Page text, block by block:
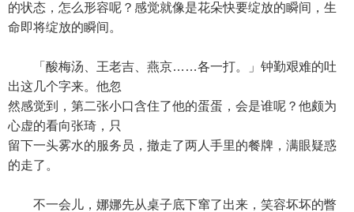
的状态，怎么形容呢？感觉就像是花朵快要绽放的瞬间，生
命即将绽放的瞬间。
「酸梅汤、王老吉、燕京……各一打。」钟勤艰难的吐
出这几个字来。他忽
然感觉到，第二张小口含住了他的蛋蛋，会是谁呢？他颇为
心虚的看向张琦，只
留下一头雾水的服务员，撤走了两人手里的餐牌，满眼疑惑
的走了。
不一会儿，娜娜先从桌子底下窜了出来，笑容坏坏的瞥